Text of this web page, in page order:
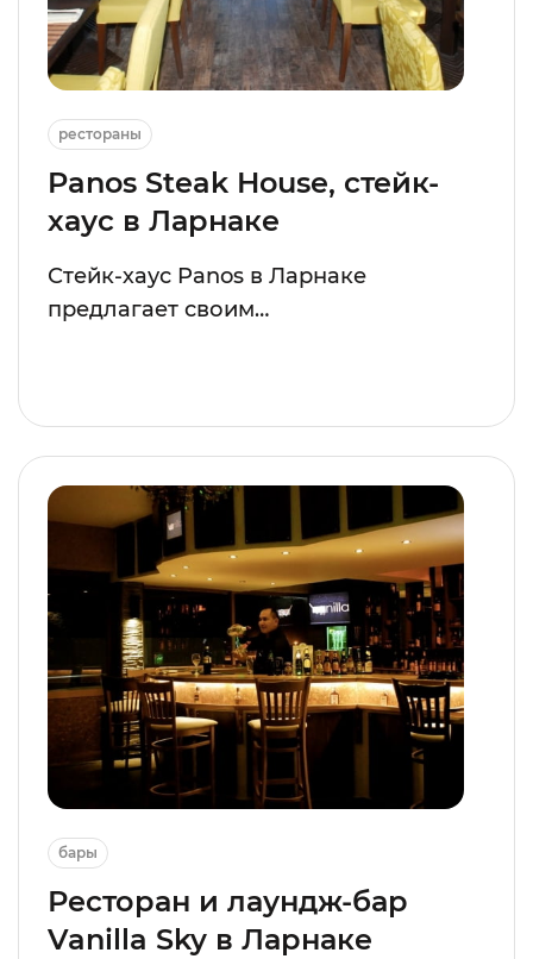
рестораны
Panos Steak House, стейк-
хаус в Ларнаке
Стейк-хаус Panos в Ларнаке
предлагает своим…
бары
Ресторан и лаундж-бар
Vanilla Sky в Ларнаке